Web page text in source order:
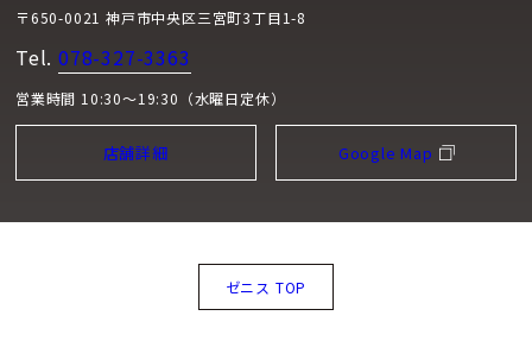
〒650-0021 神戸市中央区三宮町3丁目1-8
Tel. 078-327-3363
営業時間 10:30～19:30（水曜日定休）
店舗詳細 Google Map
ゼニス TOP